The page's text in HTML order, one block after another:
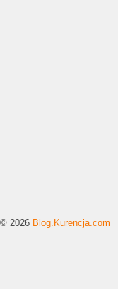
© 2026 Blog.Kurencja.com